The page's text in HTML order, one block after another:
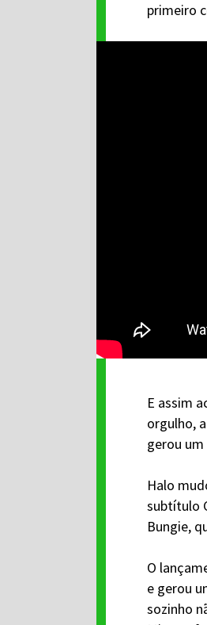
primeiro
E assim
orgulho,
gerou
Halo
subtítulo
Bungie,
O
e gerou
sozinho